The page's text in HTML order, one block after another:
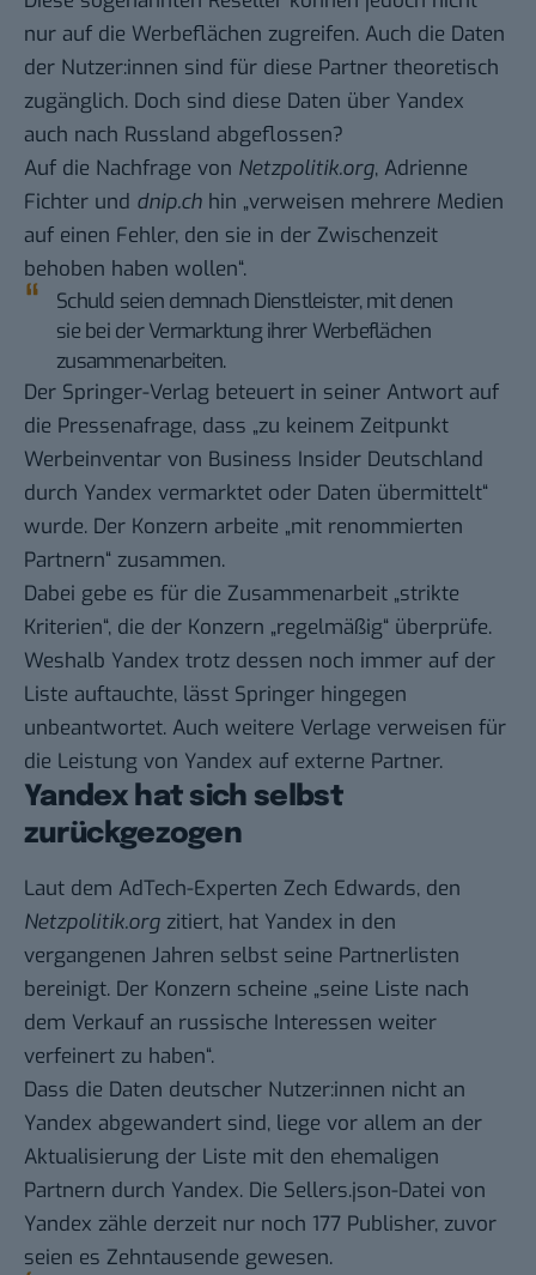
nur auf die Werbeflächen zugreifen. Auch die Daten
der Nutzer:innen sind für diese Partner theoretisch
zugänglich. Doch sind diese Daten über Yandex
auch nach Russland abgeflossen?
Auf die Nachfrage von Netzpolitik.org, Adrienne
Fichter und dnip.ch hin „verweisen mehrere Medien
auf einen Fehler, den sie in der Zwischenzeit
behoben haben wollen“.
Schuld seien demnach Dienstleister, mit denen
sie bei der Vermarktung ihrer Werbeflächen
zusammenarbeiten.
Der Springer-Verlag beteuert in seiner Antwort auf
die Pressenafrage, dass „zu keinem Zeitpunkt
Werbeinventar von Business Insider Deutschland
durch Yandex vermarktet oder Daten übermittelt“
wurde. Der Konzern arbeite „mit renommierten
Partnern“ zusammen.
Dabei gebe es für die Zusammenarbeit „strikte
Kriterien“, die der Konzern „regelmäßig“ überprüfe.
Weshalb Yandex trotz dessen noch immer auf der
Liste auftauchte, lässt Springer hingegen
unbeantwortet. Auch weitere Verlage verweisen für
die Leistung von Yandex auf externe Partner.
Yandex hat sich selbst
zurückgezogen
Laut dem AdTech-Experten Zech Edwards, den
Netzpolitik.org zitiert, hat Yandex in den
vergangenen Jahren selbst seine Partnerlisten
bereinigt. Der Konzern scheine „seine Liste nach
dem Verkauf an russische Interessen weiter
verfeinert zu haben“.
Dass die Daten deutscher Nutzer:innen nicht an
Yandex abgewandert sind, liege vor allem an der
Aktualisierung der Liste mit den ehemaligen
Partnern durch Yandex. Die Sellers.json-Datei von
Yandex zähle derzeit nur noch 177 Publisher, zuvor
seien es Zehntausende gewesen.